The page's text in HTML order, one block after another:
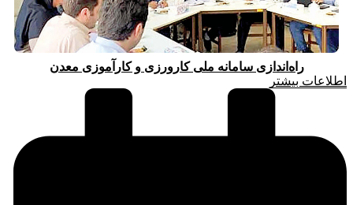
راه‌اندازی سامانه ملی کارورزی و کارآموزی معدن
اطلاعات بیشتر